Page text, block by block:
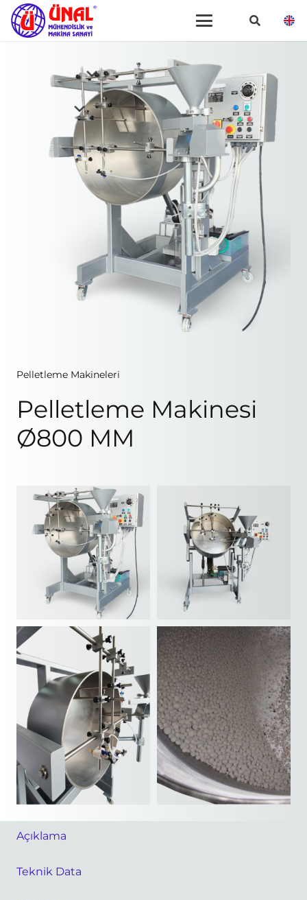
Pelletleme Makineleri
Pelletleme Makinesi
Ø800 MM
Açıklama
Teknik Data